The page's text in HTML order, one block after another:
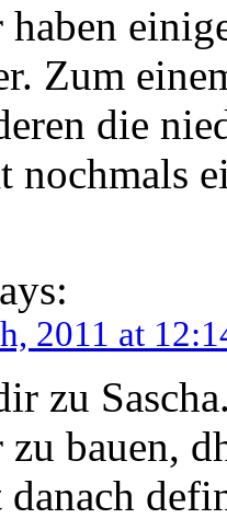
haben
Zum
die
nochmals
2011 at
zu
bauen,
danach